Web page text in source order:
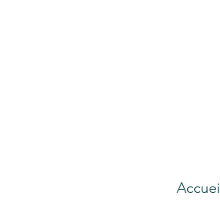
Accueil